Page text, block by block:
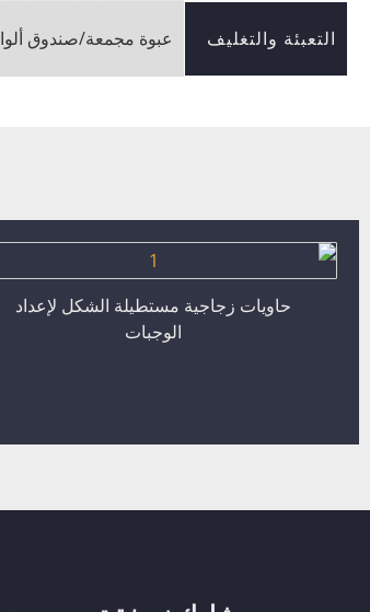
التعبئة والتغليف عبوة مجمعة/صندوق
حاويات زجاجية مستطيلة الشكل لإعداد
الوجبات